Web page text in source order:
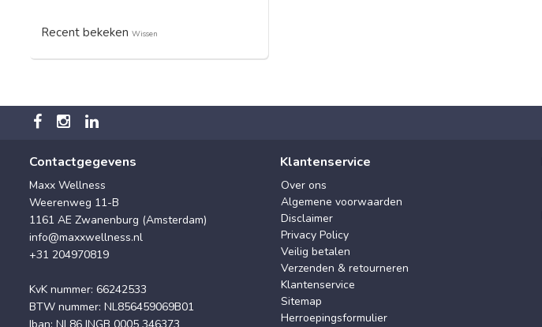
Recent bekeken Wissen
Contactgegevens
Maxx Wellness
Weerenweg 11-B
1161 AE Zwanenburg (Amsterdam)
info@maxxwellness.nl
+31 204970819
KvK nummer: 66242533
BTW nummer: NL856459069B01
Iban: NL86 INGB 0005 346373
Klantenservice
Over ons
Algemene voorwaarden
Disclaimer
Privacy Policy
Veilig betalen
Verzenden & retourneren
Klantenservice
Sitemap
Herroepingsformulier